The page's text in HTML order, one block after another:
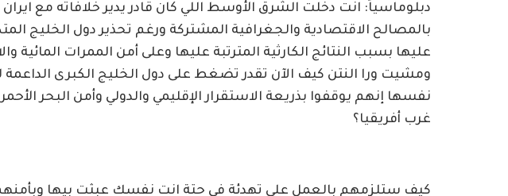
دبلوماسياً: انت دخلت الشرق الأوسط اللي كان قادر يدير خلافاته مع
بالمصالح الاقتصادية والجغرافية المشتركة ورغم تحذير دول الخليج
عليها بسبب النتائج الكارثية المترتبة عليها وعلى أمن الممرات المائية
ومشيت ورا النتن كيف الآن تقدر تضغط على دول الخليج الكبرى
نفسها إنهم يوقفوا بذريعة الاستقرار الإقليمي والدولي وأمن البحر
غرب أفريقيا؟
كيف ستلزمهم بالعمل على تهدئة في حتة انت نفسك عبثت بيها